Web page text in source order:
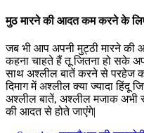
मुठ मारने की आदत कम करने के
जब भी आप अपनी मुट्ठी मारने की
कहना चाहते हैं तू जितना हो सके
साथ अश्लील बातें करने से परहेज
दिमाग में अश्लील क्या ज्यादा हिंदू
अश्लील बातें, अश्लील मजाक अभी
की आदत से होते जाएंगे|